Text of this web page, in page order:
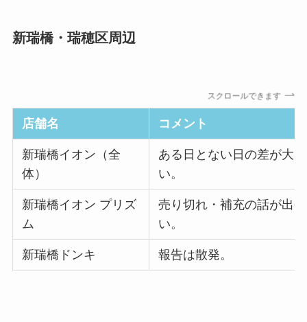
新瑞橋・瑞穂区周辺
スクロールできます
店舗名 コメント
新瑞橋イオン（全
体）
ある日とない日の差が大き
い。
新瑞橋イオン プリズ
ム
売り切れ・補充の話が出
い。
新瑞橋ドンキ 報告は散発。